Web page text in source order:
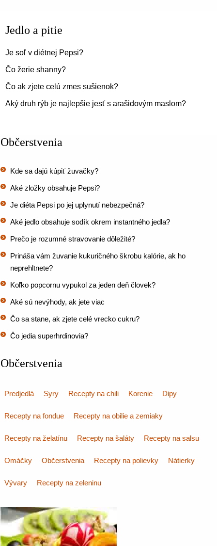
Jedlo a pitie
Je soľ v diétnej Pepsi?
Čo žerie shanny?
Čo ak zjete celú zmes sušienok?
Aký druh rýb je najlepšie jesť s arašidovým maslom?
Občerstvenia
Kde sa dajú kúpiť žuvačky?
Aké zložky obsahuje Pepsi?
Je diéta Pepsi po jej uplynutí nebezpečná?
Aké jedlo obsahuje sodík okrem instantného jedla?
Prečo je rozumné stravovanie dôležité?
Prináša vám žuvanie kukuričného škrobu kalórie, ak ho
neprehltnete?
Koľko popcornu vypukol za jeden deň človek?
Aké sú nevýhody, ak jete viac
Čo sa stane, ak zjete celé vrecko cukru?
Čo jedia superhrdinovia?
Občerstvenia
Predjedlá Syry Recepty na chili Korenie Dipy
Recepty na fondue Recepty na obilie a zemiaky
Recepty na želatínu Recepty na šaláty Recepty na salsu
Omáčky Občerstvenia Recepty na polievky Nátierky
Vývary Recepty na zeleninu